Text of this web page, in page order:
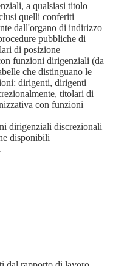
a qualsiasi titolo
quelli conferiti
dall'organo di indirizzo
pubbliche di
di posizione
funzioni dirigenziali (da
che distinguano le
dirigenti, dirigenti
titolari di
con funzioni
dirigenziali discrezionali
disponibili